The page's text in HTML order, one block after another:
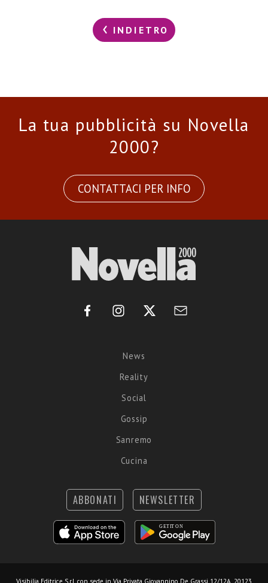
INDIETRO
La tua pubblicità su Novella
2000?
CONTATTACI PER INFO
News
Reality
Social
Gossip
Sanremo
Cucina
ABBONATI NEWSLETTER
Visibilia Editrice S.r.l. con sede in Via Privata Giovannino De Grassi 12/12A, 20123